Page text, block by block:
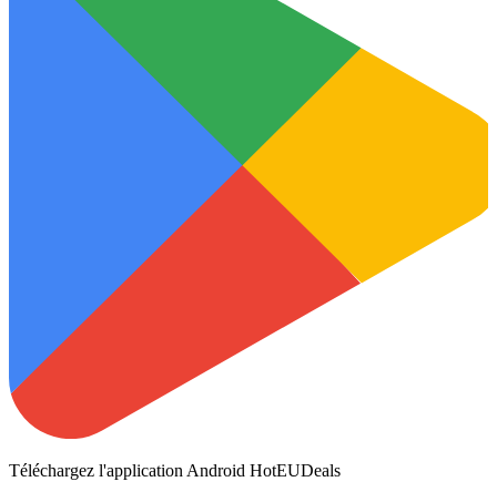
Téléchargez l'application Android HotEUDeals